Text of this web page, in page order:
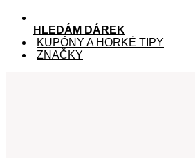
HLEDÁM DÁREK
KUPÓNY A HORKÉ TIPY
ZNAČKY